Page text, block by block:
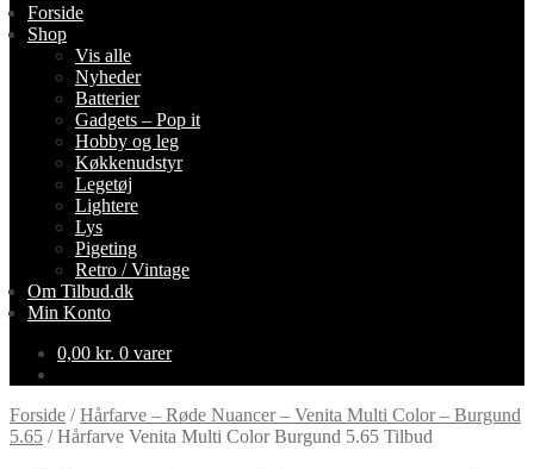
Forside
Shop
Vis alle
Nyheder
Batterier
Gadgets – Pop it
Hobby og leg
Køkkenudstyr
Legetøj
Lightere
Lys
Pigeting
Retro / Vintage
Om Tilbud.dk
Min Konto
0,00 kr. 0 varer
Forside /Hårfarve – Røde Nuancer – Venita Multi Color – Burgund
5.65 /Hårfarve Venita Multi Color Burgund 5.65 Tilbud